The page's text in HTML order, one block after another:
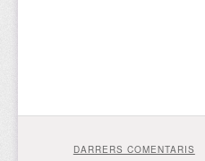
DARRERS COMENTARIS